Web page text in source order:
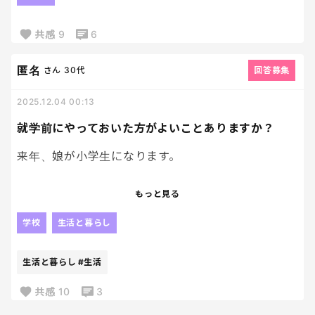
きしてるのに大声でギャーギャーヒスるわグチグチ
叱り方。
その後会食の機会があった時も甥に、「ちょっとお
母さんそれまだ食べてないんだけど！数みて分かん
のに」と40過ぎて小学生みたいなことグチグチ。
で、最近では甥が学校の重要な手紙を渡し忘れたと
きもグチグチネチネチ、過去のことまで掘り出さ
ー騒いで義兄にいい加減にしろよ！と締められたそ
うで。
何回か会っただけでほんとこの人嫌い。ってなるく
る。
旦那と「将来のお嫁さん、絶対いびり倒されるよ
ね。」とまだ見ないお嫁さんの心配もするくらい。
共感 9 6
就学前にやっておいた方がよいことありますか？
匿名 さん 30代 回答募集
2025.12.04 00:13
来年、娘が小学生になります。
就学前にやっておいた方が良いことなどあります
マイペースな性格なので準備できることは準備しと
ばよかった」「持ち物の管理ができるようにさせと
もっと見る
学校 生活と暮らし
生活と暮らし #生活
共感 10 3